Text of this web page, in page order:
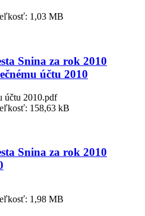
1,03 MB
Snina za rok 2010
účtu 2010
účtu 2010.pdf
158,63 kB
Snina za rok 2010
1,98 MB